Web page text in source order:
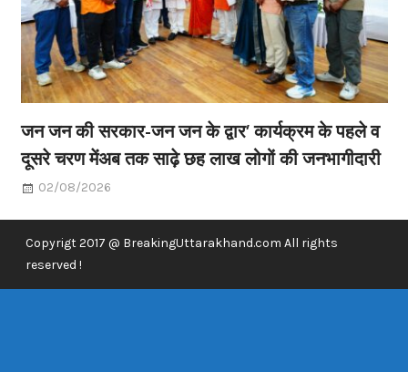
जन जन की सरकार-जन जन के द्वार’ कार्यक्रम के पहले व
दूसरे चरण मेंअब तक साढ़े छह लाख लोगों की जनभागीदारी
02/08/2026
Copyrigt 2017 @ BreakingUttarakhand.com All rights
reserved !